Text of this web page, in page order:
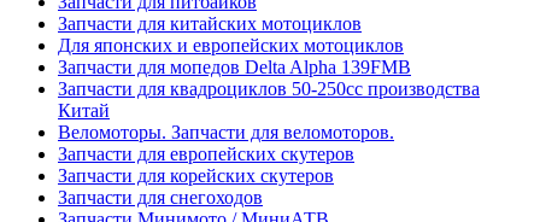
Запчасти для китайских мотоциклов
Для японских и европейских мотоциклов
Запчасти для мопедов Delta Alpha 139FMB
Запчасти для квадроциклов 50-250сс производства
Китай
Веломоторы. Запчасти для веломоторов.
Запчасти для европейских скутеров
Запчасти для корейских скутеров
Запчасти для снегоходов